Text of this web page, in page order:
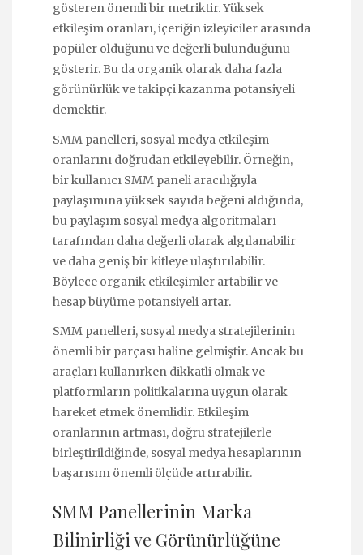
gösteren önemli bir metriktir. Yüksek
etkileşim oranları, içeriğin izleyiciler arasında
popüler olduğunu ve değerli bulunduğunu
gösterir. Bu da organik olarak daha fazla
görünürlük ve takipçi kazanma potansiyeli
demektir.
SMM panelleri, sosyal medya etkileşim
oranlarını doğrudan etkileyebilir. Örneğin,
bir kullanıcı SMM paneli aracılığıyla
paylaşımına yüksek sayıda beğeni aldığında,
bu paylaşım sosyal medya algoritmaları
tarafından daha değerli olarak algılanabilir
ve daha geniş bir kitleye ulaştırılabilir.
Böylece organik etkileşimler artabilir ve
hesap büyüme potansiyeli artar.
SMM panelleri, sosyal medya stratejilerinin
önemli bir parçası haline gelmiştir. Ancak bu
araçları kullanırken dikkatli olmak ve
platformların politikalarına uygun olarak
hareket etmek önemlidir. Etkileşim
oranlarının artması, doğru stratejilerle
birleştirildiğinde, sosyal medya hesaplarının
başarısını önemli ölçüde artırabilir.
SMM Panellerinin Marka
Bilinirliği ve Görünürlüğüne